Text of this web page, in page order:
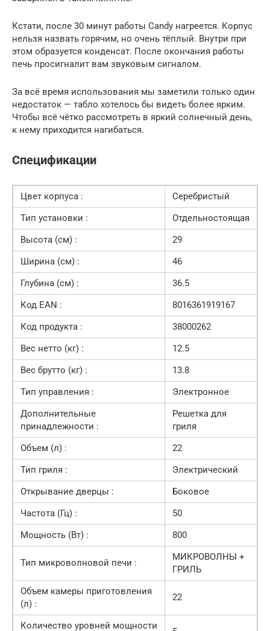
Кстати, после 30 минут работы Candy нагреется. Корпус
нельзя назвать горячим, но очень тёплый. Внутри при
этом образуется конденсат. После окончания работы
печь просигналит вам звуковым сигналом.
За всё время использования мы заметили только один
недостаток — табло хотелось бы видеть более ярким.
Чтобы всё чётко рассмотреть в яркий солнечный день,
к нему приходится нагибаться.
Спецификации
Цвет корпуса :
Серебристый
Тип установки :
Отдельностоящая
Высота (см) :
29
Ширина (см) :
46
Глубина (см) :
36.5
Код EAN :
8016361919167
Код продукта :
38000262
Вес нетто (кг) :
12.5
Вес брутто (кг) :
13.8
Тип управления :
Электронное
Дополнительные
принадлежности :
Решетка для
гриля
Объем (л) :
22
Тип гриля :
Электрический
Открывание дверцы :
Боковое
Частота (Гц) :
50
Мощность (Вт) :
800
Тип микроволновой печи :
МИКРОВОЛНЫ +
ГРИЛЬ
Объем камеры приготовления
(л) :
22
Количество уровней мощности